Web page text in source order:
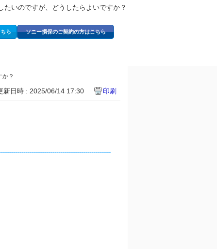
たいのですが、どうしたらよいですか？
ら ソニー損保のご契約の方はこちら
？
新日時 : 2025/06/14 17:30 印刷